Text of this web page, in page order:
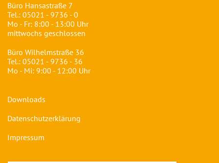
Büro Hansastraße 7
Tel.: 05021 - 9736 - 0
Mo - Fr: 8:00 - 13:00 Uhr
mittwochs geschlossen
Büro Wilhelmstraße 36
Tel.: 05021 - 9736 - 36
Mo - Mi: 9:00 - 12:00 Uhr
Downloads
Datenschutzerklärung
Impressum